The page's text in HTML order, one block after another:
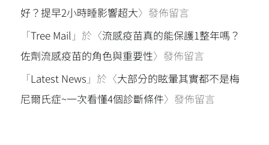
好？提早2小時睡影響超大〉發佈留言
「Tree Mail 」於〈流感疫苗真的能保護1整年嗎？
佐劑流感疫苗的角色與重要性〉發佈留言
「Latest News 」於〈大部分的眩暈其實都不是梅
尼爾氏症~一次看懂4個診斷條件〉發佈留言